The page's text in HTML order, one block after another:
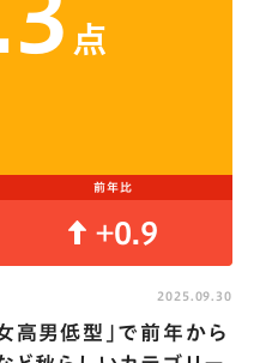
点
前年比
+0.9
高男低型｣で前年から
2025.09.30